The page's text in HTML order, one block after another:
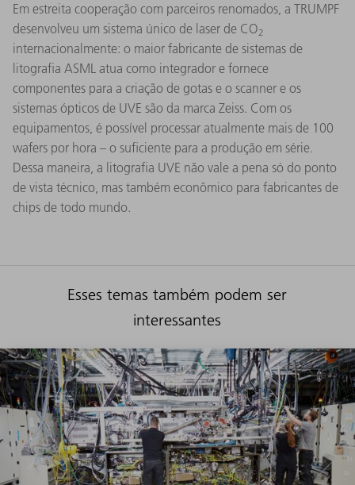
Em estreita cooperação com parceiros renomados, a TRUMPF
desenvolveu um sistema único de laser de CO2
internacionalmente: o maior fabricante de sistemas de
litografia ASML atua como integrador e fornece
componentes para a criação de gotas e o scanner e os
sistemas ópticos de UVE são da marca Zeiss. Com os
equipamentos, é possível processar atualmente mais de 100
wafers por hora – o suficiente para a produção em série.
Dessa maneira, a litografia UVE não vale a pena só do ponto
de vista técnico, mas também econômico para fabricantes de
chips de todo mundo.
Esses temas também podem ser
interessantes